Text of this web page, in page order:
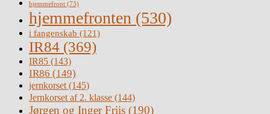
hjemmefront (73)
hjemmefronten (530)
i fangenskab (121)
IR84 (369)
IR85 (143)
IR86 (149)
jernkorset(145)
Jernkorset af 2. klasse (144)
Jørgen og Inger Friis (190)